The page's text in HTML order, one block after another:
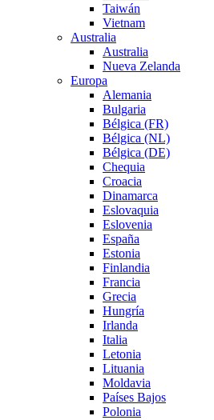
Taiwán
Vietnam
Australia
Australia
Nueva Zelanda
Europa
Alemania
Bulgaria
Bélgica (FR)
Bélgica (NL)
Bélgica (DE)
Chequia
Croacia
Dinamarca
Eslovaquia
Eslovenia
España
Estonia
Finlandia
Francia
Grecia
Hungría
Irlanda
Italia
Letonia
Lituania
Moldavia
Países Bajos
Polonia